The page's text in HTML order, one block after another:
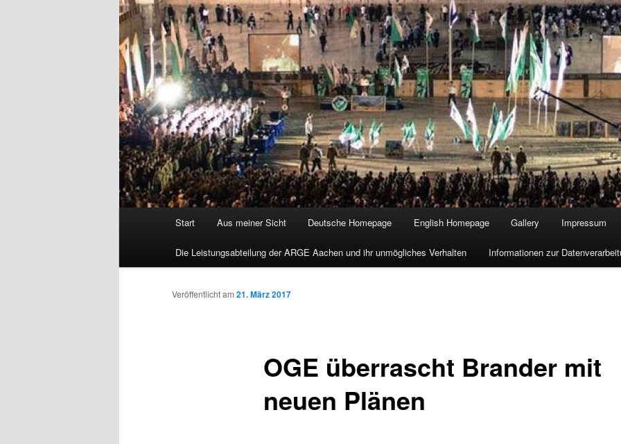
Start Aus meiner Sicht Deutsche Homepage English Homepage Gallery Impressum
Die Leistungsabteilung der ARGE Aachen und ihr unmögliches Verhalten Informationen zur
OGE überrascht Brander mit
neuen Plänen
Veröffentlicht am 21. März 2017